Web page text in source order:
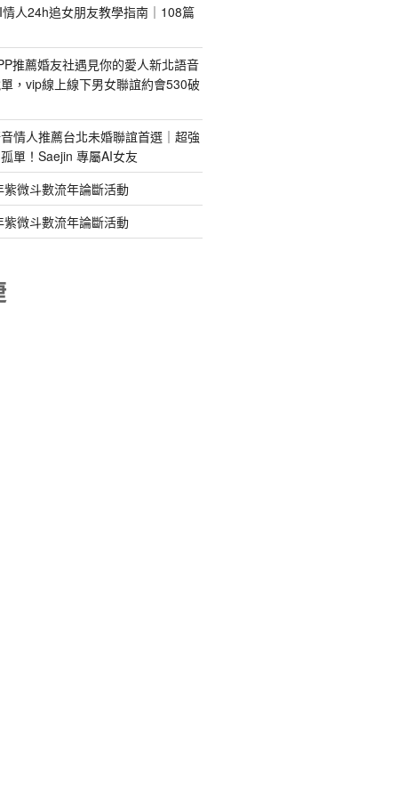
人24h追女朋友教學指南｜108篇
推薦婚友社遇見你的愛人新北語音
，vip線上線下男女聯誼約會530破
情人推薦台北未婚聯誼首選｜超強
單！Saejin 專屬AI女友
微斗數流年論斷活動
微斗數流年論斷活動